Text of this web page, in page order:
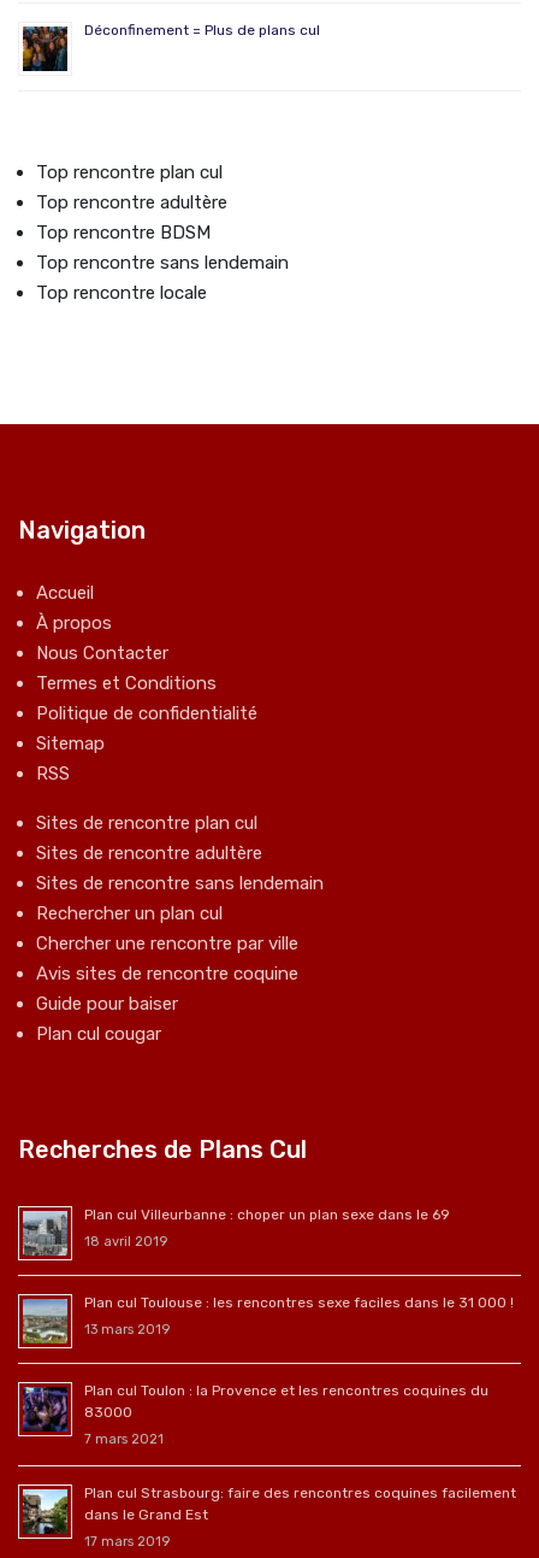
Déconfinement = Plus de plans cul
Top rencontre plan cul
Top rencontre adultère
Top rencontre BDSM
Top rencontre sans lendemain
Top rencontre locale
Navigation
Accueil
À propos
Nous Contacter
Termes et Conditions
Politique de confidentialité
Sitemap
RSS
Sites de rencontre plan cul
Sites de rencontre adultère
Sites de rencontre sans lendemain
Rechercher un plan cul
Chercher une rencontre par ville
Avis sites de rencontre coquine
Guide pour baiser
Plan cul cougar
Recherches de Plans Cul
Plan cul Villeurbanne : choper un plan sexe dans le 69
18 avril 2019
Plan cul Toulouse : les rencontres sexe faciles dans le 31 000 !
13 mars 2019
Plan cul Toulon : la Provence et les rencontres coquines du
83000
7 mars 2021
Plan cul Strasbourg: faire des rencontres coquines facilement
dans le Grand Est
17 mars 2019